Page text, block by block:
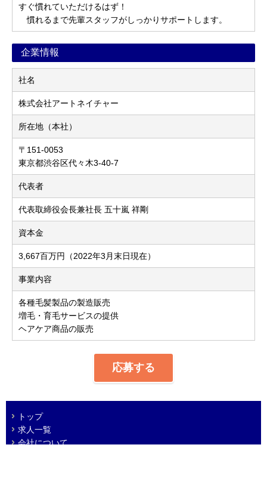
すぐ慣れていただけるはず！
慣れるまで先輩スタッフがしっかりサポートします。
企業情報
社名
株式会社アートネイチャー
所在地（本社）
〒151-0053
東京都渋谷区代々木3-40-7
代表者
代表取締役会長兼社長 五十嵐 祥剛
資本金
3,667百万円（2022年3月末日現在）
事業内容
各種毛髪製品の製造販売
増毛・育毛サービスの提供
ヘアケア商品の販売
応募する
トップ
求人一覧
会社について